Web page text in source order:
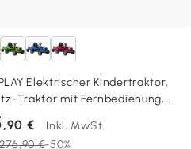
Elektrischer Kindertraktor,
Traktor mit Fernbedienung,
für Kinder im Alter von 3-8
Orange
,90 €
Inkl. MwSt.
€-50%